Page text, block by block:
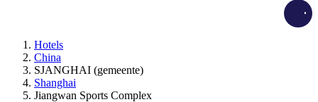
Hotels
China
SJANGHAI (gemeente)
Shanghai
Jiangwan Sports Complex